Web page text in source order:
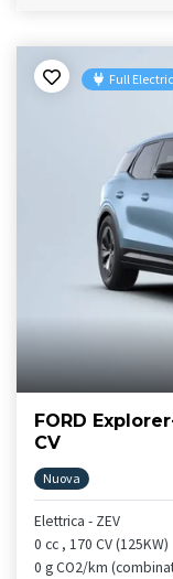
Full Electric
FORD
CV
Nuova
Elettrica - ZEV
0 cc , 170 CV (125KW)
0 g CO2/km